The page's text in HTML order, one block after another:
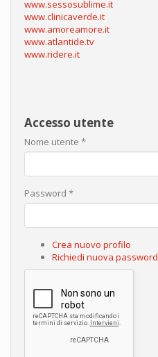
www.sessosublime.it
www.clinicaverde.it
www.amoreamore.it
www.atlantide.tv
www.ridere.it
Accesso utente
Nome utente *
Password *
Crea nuovo profilo
Richiedi nuova password